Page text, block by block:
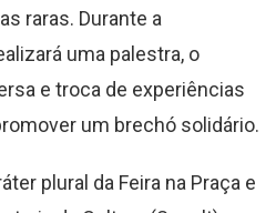
raras. Durante a
uma palestra, o
e troca de experiências
um brechó solidário.
plural da Feira na Praça e